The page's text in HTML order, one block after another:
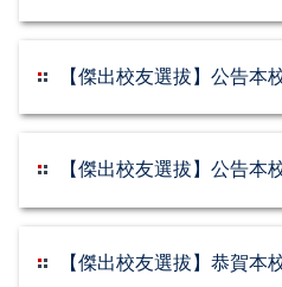
【傑出校友選拔】公告本
【傑出校友選拔】公告本
【傑出校友選拔】恭賀本